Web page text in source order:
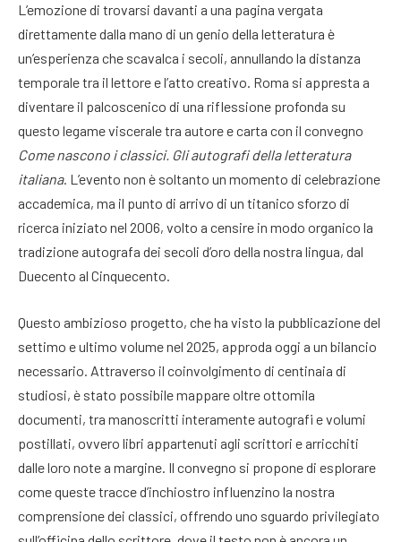
L’emozione di trovarsi davanti a una pagina vergata
direttamente dalla mano di un genio della letteratura è
un’esperienza che scavalca i secoli, annullando la distanza
temporale tra il lettore e l’atto creativo. Roma si appresta a
diventare il palcoscenico di una riflessione profonda su
questo legame viscerale tra autore e carta con il convegno
Come nascono i classici. Gli autografi della letteratura
italiana. L’evento non è soltanto un momento di celebrazione
accademica, ma il punto di arrivo di un titanico sforzo di
ricerca iniziato nel 2006, volto a censire in modo organico la
tradizione autografa dei secoli d’oro della nostra lingua, dal
Duecento al Cinquecento.
Questo ambizioso progetto, che ha visto la pubblicazione del
settimo e ultimo volume nel 2025, approda oggi a un bilancio
necessario. Attraverso il coinvolgimento di centinaia di
studiosi, è stato possibile mappare oltre ottomila
documenti, tra manoscritti interamente autografi e volumi
postillati, ovvero libri appartenuti agli scrittori e arricchiti
dalle loro note a margine. Il convegno si propone di esplorare
come queste tracce d’inchiostro influenzino la nostra
comprensione dei classici, offrendo uno sguardo privilegiato